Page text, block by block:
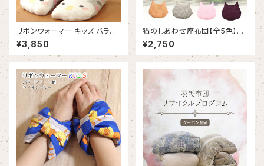
リボンウォーマー キッズ パラリ
ンアート柄【エレファントピンク】
（RP502KS）
¥3,850
猫のしあわせ座布団【全5色】｜
水をはじく羽毛のネコクッション
¥2,750